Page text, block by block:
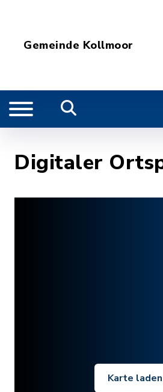
Gemeinde Kollmoor
Digitaler
Karte laden